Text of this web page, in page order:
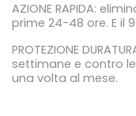
AZIONE RAPIDA:
prime 24-48 ore. E il
PROTEZIONE
settimane e contro
una volta al mese.